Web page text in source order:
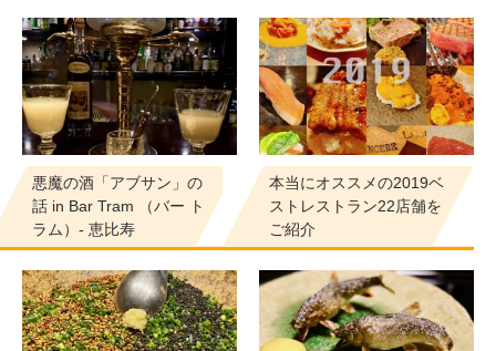
悪魔の酒「アブサン」の
話 in Bar Tram （バー ト
ラム）- 恵比寿
本当にオススメの2019ベ
ストレストラン22店舗を
ご紹介